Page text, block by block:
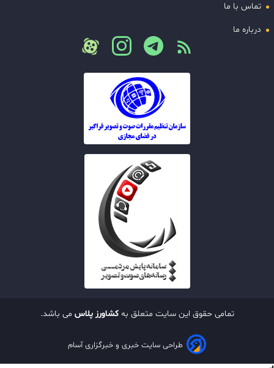
تماس با ما
درباره ما
تمامی حقوق این سایت متعلق بهکشاورز پلاس می باشد.
طراحی سایت خبری و خبرگزاری آسام